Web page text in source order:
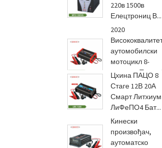
220в 1500в
Елецтрониц В...
2020
аутомобилски
мотоцикл 8-
степени Повер
Ро...
Цхина ПАЦО 8
Стаге 12В 20А
Смарт Литхиум
ЛиФеПО4 Бат...
Кинески
произвођач,
аутоматско